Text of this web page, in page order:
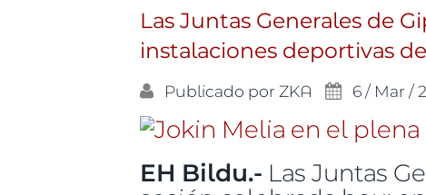
Las Juntas Generales de
instalaciones deportivas
Publicado porZKA 6 / Mar /
EH Bildu.- Las Juntas